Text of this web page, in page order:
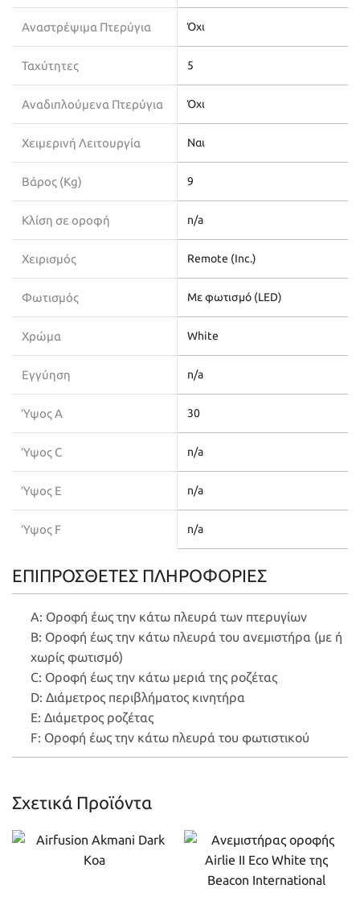
Αναστρέψιμα Πτερύγια Όχι
Ταχύτητες 5
Αναδιπλούμενα Πτερύγια Όχι
Χειμερινή Λειτουργία Ναι
Βάρος (Kg) 9
Κλίση σε οροφή n/a
Χειρισμός Remote (Inc.)
Φωτισμός Με φωτισμό (LED)
Χρώμα White
Εγγύηση n/a
Ύψος A 30
Ύψος C n/a
Ύψος E n/a
Ύψος F n/a
ΕΠΙΠΡΟΣΘΕΤΕΣ ΠΛΗΡΟΦΟΡΙΕΣ
Α: Οροφή έως την κάτω πλευρά των πτερυγίων
Β: Οροφή έως την κάτω πλευρά του ανεμιστήρα (με ή
χωρίς φωτισμό)
C: Οροφή έως την κάτω μεριά της ροζέτας
D: Διάμετρος περιβλήματος κινητήρα
E: Διάμετρος ροζέτας
F: Οροφή έως την κάτω πλευρά του φωτιστικού
Σχετικά Προϊόντα